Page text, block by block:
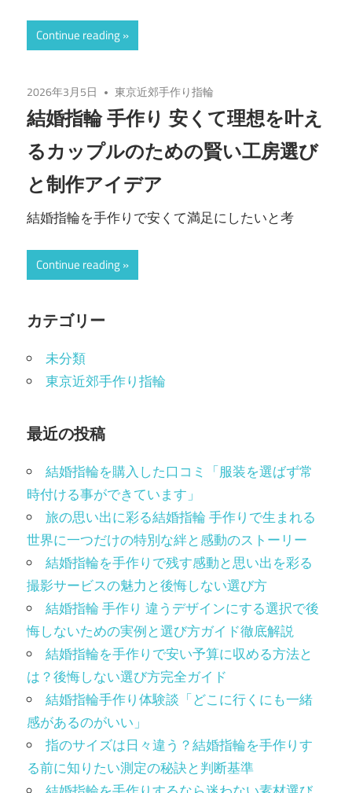
Continue reading
2026年3月5日 東京近郊手作り指輪
結婚指輪 手作り 安くて理想を叶え
るカップルのための賢い工房選び
と制作アイデア
結婚指輪を手作りで安くて満足にしたいと考
Continue reading
カテゴリー
未分類
東京近郊手作り指輪
最近の投稿
結婚指輪を購入した口コミ「服装を選ばず常
時付ける事ができています」
旅の思い出に彩る結婚指輪 手作りで生まれる
世界に一つだけの特別な絆と感動のストーリー
結婚指輪を手作りで残す感動と思い出を彩る
撮影サービスの魅力と後悔しない選び方
結婚指輪 手作り 違うデザインにする選択で後
悔しないための実例と選び方ガイド徹底解説
結婚指輪を手作りで安い予算に収める方法と
は？後悔しない選び方完全ガイド
結婚指輪手作り体験談「どこに行くにも一緒
感があるのがいい」
指のサイズは日々違う？結婚指輪を手作りす
る前に知りたい測定の秘訣と判断基準